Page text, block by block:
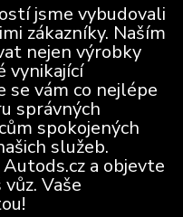
jsme vybudovali
zákazníky. Naším
nejen výrobky
vynikající
se vám co nejlépe
správných
spokojených
služeb.
a objevte
Vaše